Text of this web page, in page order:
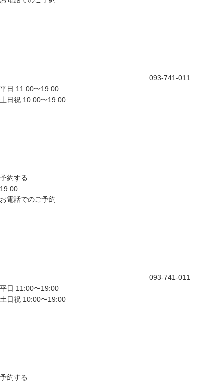
093-741-011
平日 11:00〜19:00
土日祝 10:00〜19:00
予約する
19:00
お電話でのご予約
093-741-011
平日 11:00〜19:00
土日祝 10:00〜19:00
予約する